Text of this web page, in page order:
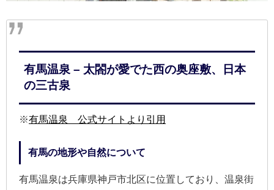
有馬温泉 – 太閤が愛でた西の奥座敷、日本
の三古泉
※有馬温泉 公式サイトより引用
有馬の地形や自然について
有馬温泉は兵庫県神戸市北区に位置しており、温泉街